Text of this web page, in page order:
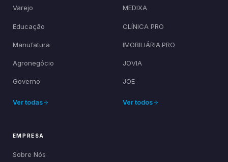
Varejo
Educação
Manufatura
Agronegócio
Governo
Ver todas
MEDIXA
CLÍNICA PRO
IMOBILIÁRIA.PRO
JOVIA
JOE
Ver todos
EMPRESA
Sobre Nós